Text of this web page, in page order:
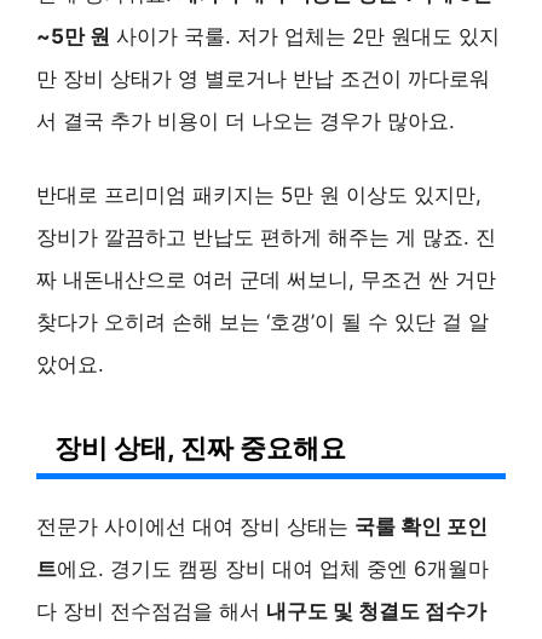
~5만 원 사이가 국룰. 저가 업체는 2만 원대도 있지
만 장비 상태가 영 별로거나 반납 조건이 까다로워
서 결국 추가 비용이 더 나오는 경우가 많아요.
반대로 프리미엄 패키지는 5만 원 이상도 있지만,
장비가 깔끔하고 반납도 편하게 해주는 게 많죠. 진
짜 내돈내산으로 여러 군데 써보니, 무조건 싼 거만
찾다가 오히려 손해 보는 ‘호갱’이 될 수 있단 걸 알
았어요.
장비 상태, 진짜 중요해요
전문가 사이에선 대여 장비 상태는 국룰 확인 포인
트에요. 경기도 캠핑 장비 대여 업체 중엔 6개월마
다 장비 전수점검을 해서 내구도 및 청결도 점수가